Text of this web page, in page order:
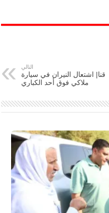
التالي
قنا| اشتعال النيران في سيارة
ملاكي فوق أحد الكباري